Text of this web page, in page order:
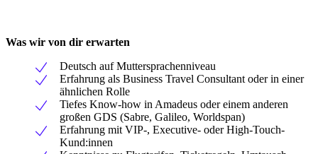
Was wir von dir erwarten
Deutsch auf Muttersprachenniveau
Erfahrung als Business Travel Consultant oder in einer
ähnlichen Rolle
Tiefes Know-how in Amadeus oder einem anderen
großen GDS (Sabre, Galileo, Worldspan)
Erfahrung mit VIP-, Executive- oder High-Touch-
Kund:innen